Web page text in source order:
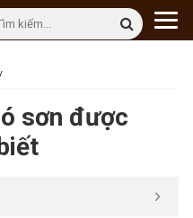
sơn được